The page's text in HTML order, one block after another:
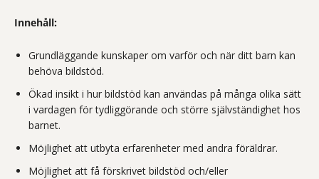
Innehåll:
Grundläggande kunskaper om varför och när ditt barn kan
behöva bildstöd.
Ökad insikt i hur bildstöd kan användas på många olika sätt
i vardagen för tydliggörande och större självständighet hos
barnet.
Möjlighet att utbyta erfarenheter med andra föräldrar.
Möjlighet att få förskrivet bildstöd och/eller